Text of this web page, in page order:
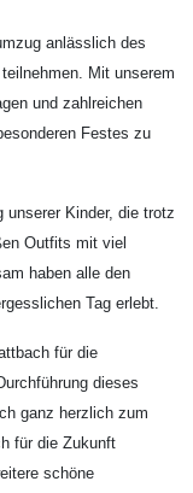
anlässlich des
Mit unserem
und zahlreichen
Festes zu
unserer Kinder, die trotz
Outfits mit viel
haben alle den
Tag erlebt.
für die
dieses
ganz herzlich zum
für die Zukunft
schöne